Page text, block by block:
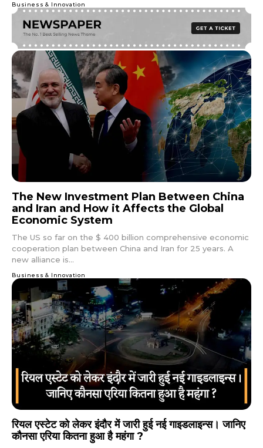
Business & Innovation
The New Investment Plan Between China
and Iran and How it Affects the Global
Economic System
The US so far on the $ 400 billion comprehensive economic
cooperation plan between China and Iran for 25 years. A
new alliance is...
Business & Innovation
रियल एस्टेट को लेकर इंदौर में जारी हुई नई गाइडलाइन्स। जानिए
कौनसा एरिया कितना हुआ है महंगा ?